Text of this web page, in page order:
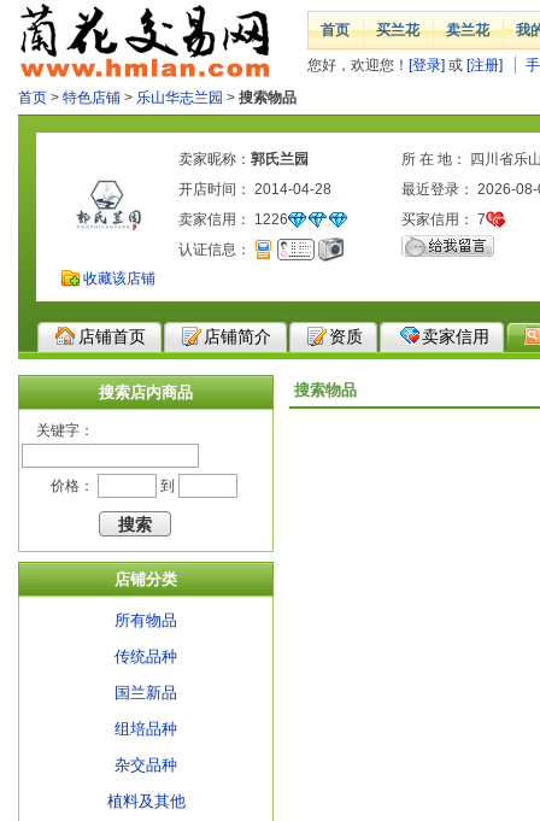
首页 买兰花 卖兰花 我
您好，欢迎您！ [登录] 或 [注册]
首页 > 特色店铺 > 乐山华志兰园 > 搜索物品
收藏该店铺
卖家昵称： 郭氏兰园
所 在 地： 四川省乐
开店时间： 2014-04-28
最近登录： 2026-
卖家信用： 1226 买家信用： 7
认证信息：
店铺首页 店铺简介 资质 卖家信用
搜索店内商品
关键字：
价格： 到
店铺分类
所有物品
传统品种
国兰新品
组培品种
杂交品种
植料及其他
搜索物品